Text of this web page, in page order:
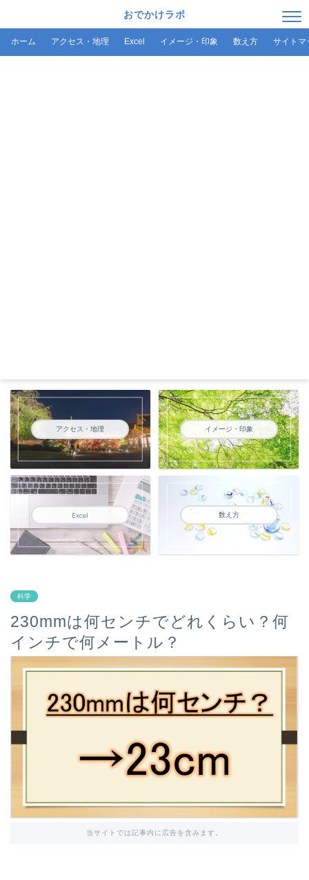
おでかけラボ
ホーム アクセス・地理 Excel イメージ・印象 数え方 サイトマ
アクセス・地理 イメージ・印象
Excel 数え方
科学
230mmは何センチでどれくらい？何
インチで何メートル？
当サイトでは記事内に広告を含みます。